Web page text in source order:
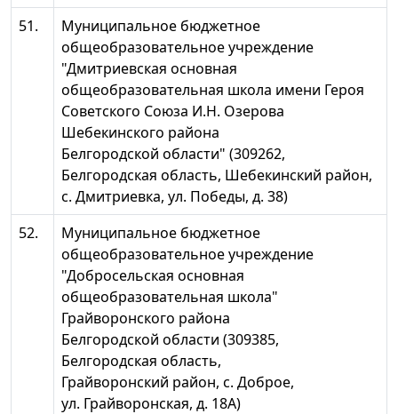
51.
Муниципальное бюджетное
общеобразовательное учреждение
"Дмитриевская основная
общеобразовательная школа имени Героя
Советского Союза И.Н. Озерова
Шебекинского района
Белгородской области" (309262,
Белгородская область, Шебекинский район,
с. Дмитриевка, ул. Победы, д. 38)
52.
Муниципальное бюджетное
общеобразовательное учреждение
"Добросельская основная
общеобразовательная школа"
Грайворонского района
Белгородской области (309385,
Белгородская область,
Грайворонский район, с. Доброе,
ул. Грайворонская, д. 18А)